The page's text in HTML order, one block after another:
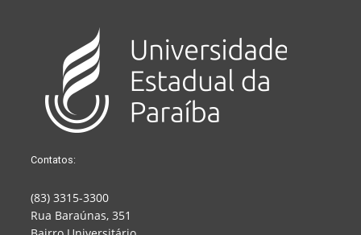
Contatos:
(83) 3315-3300
Rua Baraúnas, 351